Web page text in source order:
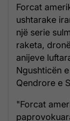
Forcat
ushtarake
një serie
raketa,
anijeve
Ngushticën
Qendrore e
"Forcat